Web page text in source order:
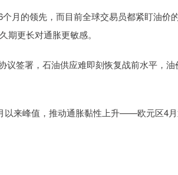
月的领先，而目前全球交易员都紧盯油价
更长对通胀更敏感。
议签署，石油供应难即刻恢复战前水平，油
以来峰值，推动通胀黏性上升——欧元区4